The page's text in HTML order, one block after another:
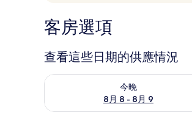
客房選項
查看這些日期的供應情況
今晚
8月 8 - 8月 9
查看今晚 (8月 8 - 8月 9) 的供應情況